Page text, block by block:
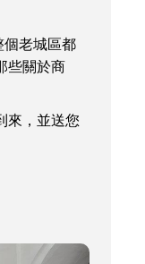
個老城區都
些關於商
來，並送您